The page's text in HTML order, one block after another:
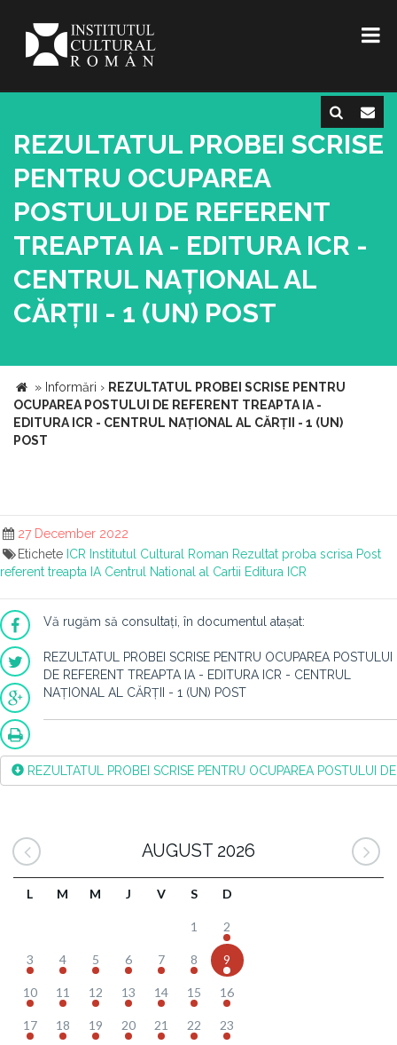
REZULTATUL PROBEI SCRISE
PENTRU OCUPAREA
POSTULUI DE REFERENT
TREAPTA IA - EDITURA ICR -
CENTRUL NAȚIONAL AL
CĂRȚII - 1 (UN) POST
» Informări › REZULTATUL PROBEI SCRISE PENTRU
OCUPAREA POSTULUI DE REFERENT TREAPTA IA -
EDITURA ICR - CENTRUL NAȚIONAL AL CĂRȚII - 1 (UN)
POST
27 December 2022
Etichete ICR Institutul Cultural Roman Rezultat proba scrisa Post
referent treapta IA Centrul National al Cartii Editura ICR
Vă rugăm să consultați, în documentul atașat:
REZULTATUL PROBEI SCRISE PENTRU OCUPAREA POSTULUI
DE REFERENT TREAPTA IA - EDITURA ICR - CENTRUL
NAȚIONAL AL CĂRȚII - 1 (UN) POST
REZULTATUL PROBEI SCRISE PENTRU OCUPAREA POSTULUI
AUGUST 2026
L M M J V S D
1 2
3 4 5 6 7 8 9
10 11 12 13 14 15 16
17 18 19 20 21 22 23